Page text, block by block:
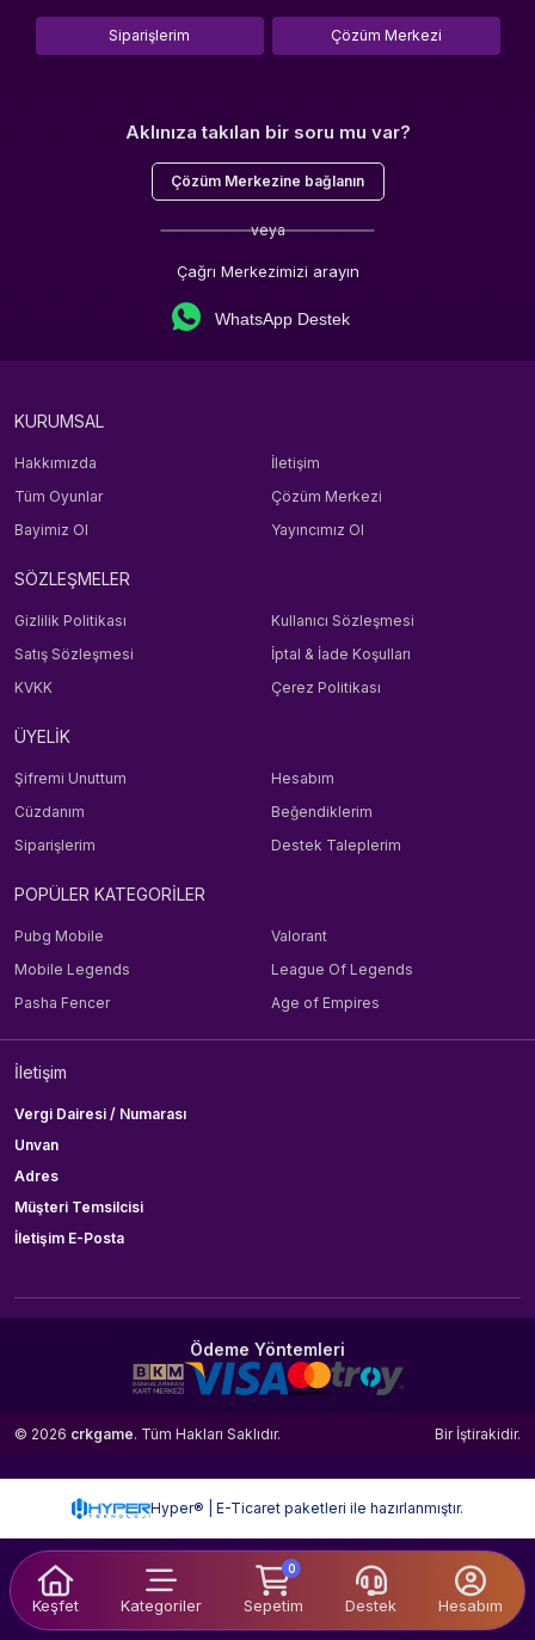
Keşfet Kategoriler
0
Sepetim Destek Hesabım
Siparişlerim Çözüm Merkezi
Aklınıza takılan bir soru mu var?
Çözüm Merkezine bağlanın
veya
Çağrı Merkezimizi arayın
WhatsApp Destek
KURUMSAL
Hakkımızda
İletişim
Tüm Oyunlar
Çözüm Merkezi
Bayimiz Ol
Yayıncımız Ol
SÖZLEŞMELER
Gizlilik Politikası
Kullanıcı Sözleşmesi
Satış Sözleşmesi
İptal & İade Koşulları
KVKK
Çerez Politikası
ÜYELİK
Şifremi Unuttum
Hesabım
Cüzdanım
Beğendiklerim
Siparişlerim
Destek Taleplerim
POPÜLER KATEGORİLER
Pubg Mobile
Valorant
Mobile Legends
League Of Legends
Pasha Fencer
Age of Empires
İletişim
Vergi Dairesi / Numarası
Unvan
Adres
Müşteri Temsilcisi
İletişim E-Posta
Ödeme Yöntemleri
© 2026 crkgame. Tüm Hakları Saklıdır. Bir İştirakidir.
Hyper® | E-Ticaret paketleri ile hazırlanmıştır.